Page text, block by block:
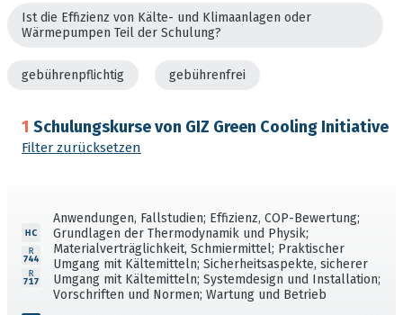
Ist die Effizienz von Kälte- und Klimaanlagen oder
Wärmepumpen Teil der Schulung?
gebührenpflichtig gebührenfrei
1 Schulungskurse von GIZ Green Cooling Initiative
Filter zurücksetzen
Anwendungen, Fallstudien; Effizienz, COP-Bewertung;
Grundlagen der Thermodynamik und Physik;
Materialverträglichkeit, Schmiermittel; Praktischer
Umgang mit Kältemitteln; Sicherheitsaspekte, sicherer
Umgang mit Kältemitteln; Systemdesign und Installation;
Vorschriften und Normen; Wartung und Betrieb